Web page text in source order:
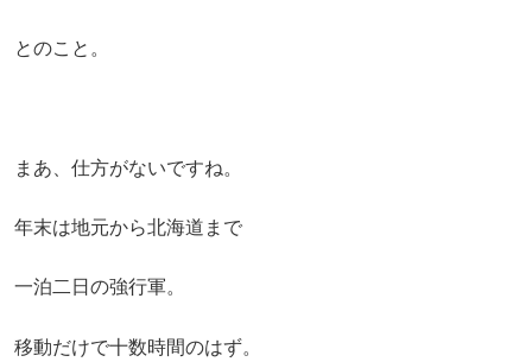
とのこと。
まあ、仕方がないですね。
年末は地元から北海道まで
一泊二日の強行軍。
移動だけで十数時間のはず。